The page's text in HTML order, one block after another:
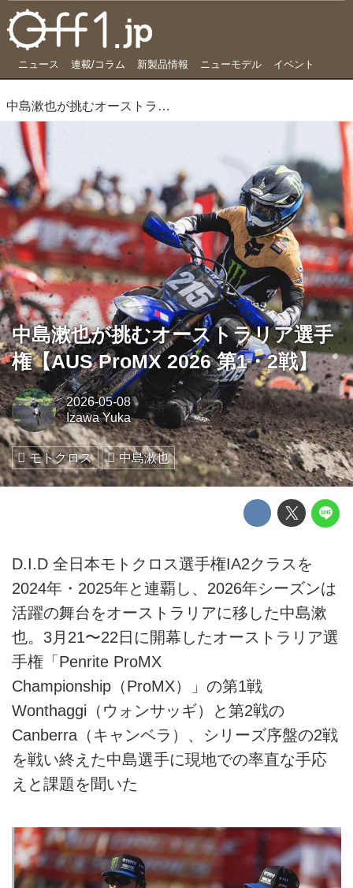
ニュース 連載/コラム 新製品情報 ニューモデル イベント
中島漱也が挑むオーストラリア選手権【AUS ProMX 2026 第1・2戦】
中島漱也が挑むオーストラリア選手
権【AUS ProMX 2026 第1・2戦】
2026-05-08
Izawa Yuka
モトクロス 中島漱也
D.I.D 全日本モトクロス選手権IA2クラスを
2024年・2025年と連覇し、2026年シーズンは
活躍の舞台をオーストラリアに移した中島漱
也。3月21〜22日に開幕したオーストラリア選
手権「Penrite ProMX
Championship（ProMX）」の第1戦
Wonthaggi（ウォンサッギ）と第2戦の
Canberra（キャンベラ）、シリーズ序盤の2戦
を戦い終えた中島選手に現地での率直な手応
えと課題を聞いた